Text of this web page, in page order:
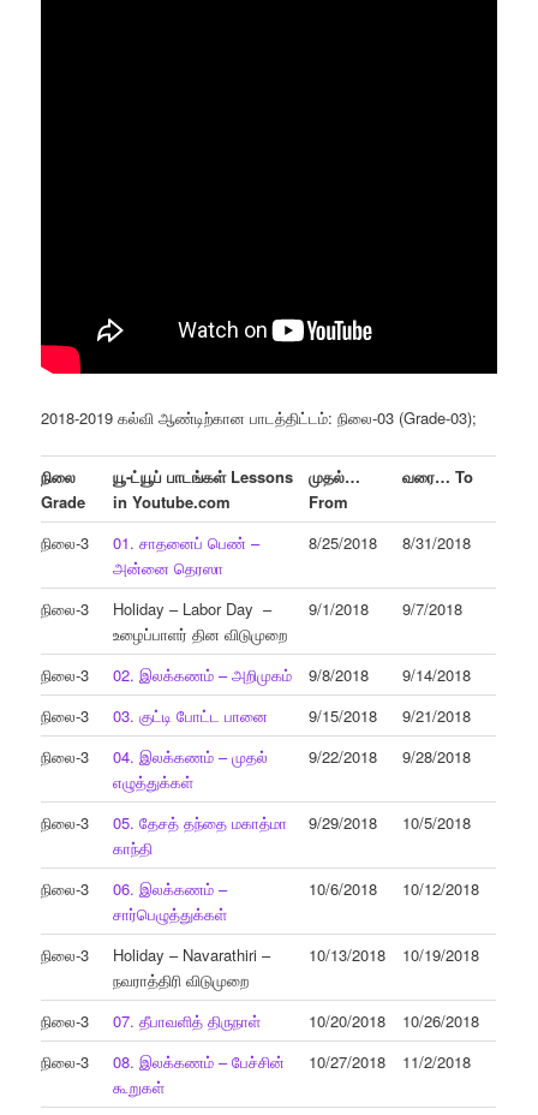
2018-2019 கல்வி ஆண்டிற்கான பாடத்திட்டம்: நிலை-03 (Grade-03);
நிலை
Grade
யூ-ட்யூப் பாடங்கள் Lessons
in Youtube.com
முதல்…
From
வரை… To
நிலை-3
01. சாதனைப் பெண் –
அன்னை தெரஸா
8/25/2018 8/31/2018
நிலை-3
Holiday – Labor Day –
உழைப்பாளர் தின விடுமுறை
9/1/2018 9/7/2018
நிலை-3 02. இலக்கணம் – அறிமுகம் 9/8/2018
9/14/2018
நிலை-3
03. குட்டி போட்ட பானை 9/15/2018
9/21/2018
நிலை-3
04. இலக்கணம் – முதல்
எழுத்துக்கள்
9/22/2018 9/28/2018
நிலை-3
05. தேசத் தந்தை மகாத்மா
காந்தி
9/29/2018 10/5/2018
நிலை-3
06. இலக்கணம் –
சார்பெழுத்துக்கள்
10/6/2018 10/12/2018
நிலை-3
Holiday – Navarathiri –
நவராத்திரி விடுமுறை
10/13/2018 10/19/2018
நிலை-3 07. தீபாவளித் திருநாள் 10/20/2018
10/26/2018
நிலை-3
08. இலக்கணம் – பேச்சின்
கூறுகள்
10/27/2018 11/2/2018